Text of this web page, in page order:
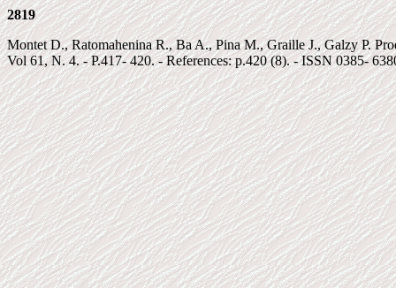
2819
Montet D., Ratomahenina R., Ba A., Pina M., Graille J., Galzy P.
Vol 61, N. 4. - P.417- 420. - References: p.420 (8). - ISSN 0385-